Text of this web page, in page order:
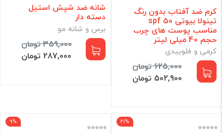
کرم ضد آفتاب بدون رنگ
تینولا بیوتی spf 50
مناسب پوست های چرب
حجم 40 میلی لیتر
کرمی و فلوییدی
625,000 تومان
502,900 تومان
شانه ضد شپش استیل
دسته دار
برس و شانه مو
359,000 تومان
287,000 تومان
21%
9%